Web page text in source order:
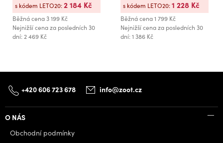
Běžná cena3 199 Kč
Nejnižší cena za posledních 30
dní: 2 469 Kč
s kódem LETO20:2 184 Kč
Běžná cena1 799 Kč
Nejnižší cena za posledních 30
dní: 1 386 Kč
s kódem LETO20:1 228 Kč
+420 606 723 678 info@zoot.cz
O NÁS
Obchodní podmínky